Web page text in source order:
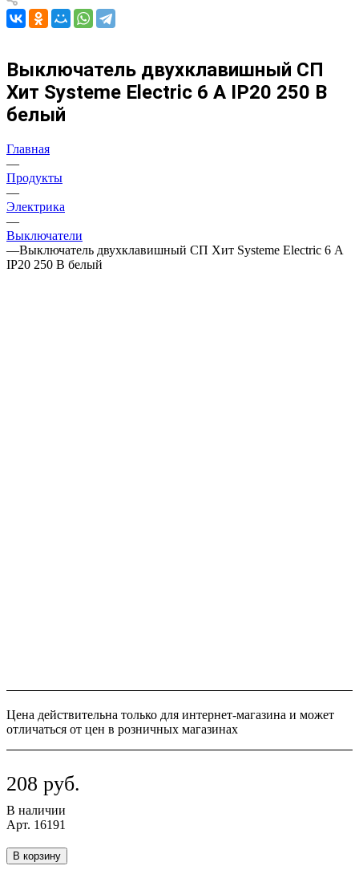
Выключатель двухклавишный СП
Хит Systeme Electric 6 А IP20 250 В
белый
Главная
—
Продукты
—
Электрика
—
Выключатели
—Выключатель двухклавишный СП Хит Systeme Electric 6 А
IP20 250 В белый
Цена действительна только для интернет-магазина и может
отличаться от цен в розничных магазинах
208 руб.
В наличии
Арт. 16191
В корзину